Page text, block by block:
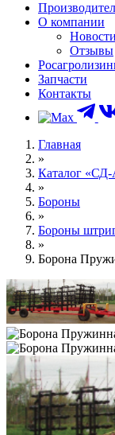
Каталог «СД-
О компании
Новости
Отзывы
Росагролизинг
Запчасти
Контакты
Главная
»
Каталог «СД-
»
Бороны
»
Бороны
»